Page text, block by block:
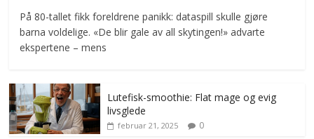
På 80-tallet fikk foreldrene panikk: dataspill skulle gjøre
barna voldelige. «De blir gale av all skytingen!» advarte
ekspertene – mens
Lutefisk-smoothie: Flat mage og evig
livsglede
februar 21, 2025 0